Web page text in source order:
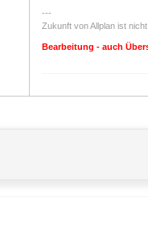
Zukunft von Allplan ist
Bearbeitung - auch